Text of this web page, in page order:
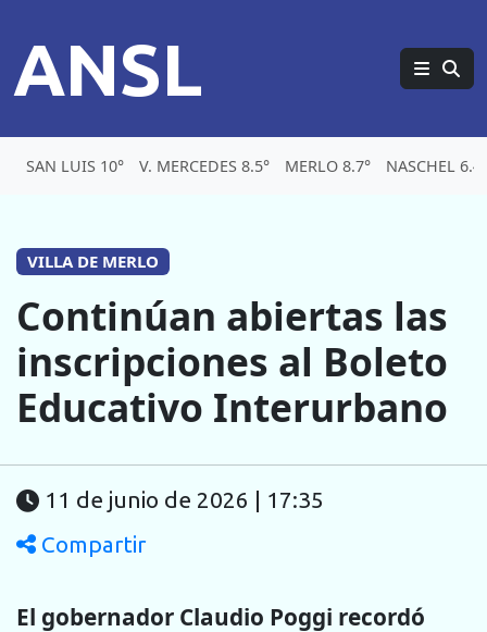
ANSL
SAN LUIS 10° V. MERCEDES 8.5° MERLO 8.7° NASCHEL 6.4°
VILLA DE MERLO
Continúan abiertas las
inscripciones al Boleto
Educativo Interurbano
11 de junio de 2026 | 17:35
Compartir
El gobernador Claudio Poggi recordó